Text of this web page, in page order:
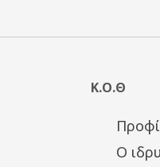
Κ.Ο.Θ
Ο